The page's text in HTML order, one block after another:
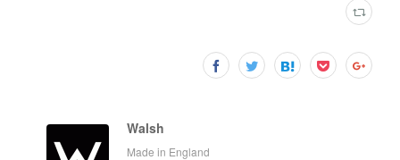
Walsh
Made in England